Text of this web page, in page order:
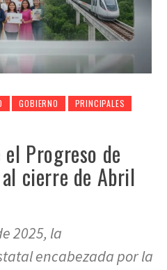
GOBIERNO
PRINCIPALES
Progreso de
cierre de Abril
2025, la
encabezada por la